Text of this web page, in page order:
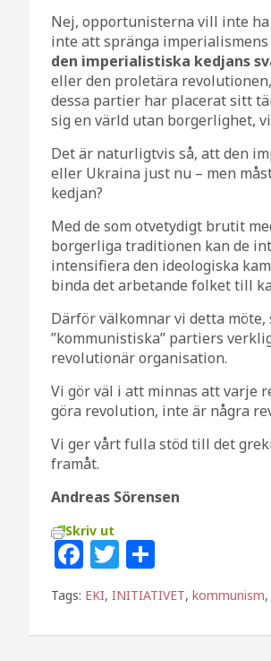
Nej, opportunisterna vill inte
inte att spränga
den imperialistiska kedjans
eller den proletära
dessa partier har placerat sitt
sig en värld utan borgerlighet,
Det är naturligtvis så, att den
eller Ukraina just nu – men
kedjan?
Med de som otvetydigt brutit
borgerliga traditionen kan de
intensifiera den ideologiska
binda det arbetande folket till
Därför välkomnar vi detta
”kommunistiska” partiers
revolutionär organisation.
Vi gör väl i att minnas att varje
göra revolution, inte är några
Vi ger vårt fulla stöd till det
framåt.
Andreas Sörensen
Skriv ut
F
a
c
e
T
w
itt
e
el
a
Tags: EKI, INITIATIVET, kommunism,